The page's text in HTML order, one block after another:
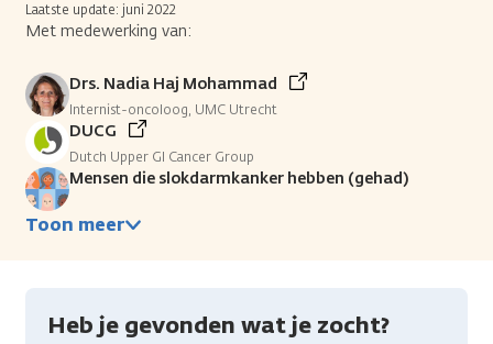
Laatste update: juni 2022
Met medewerking van:
Drs. Nadia Haj Mohammad
Internist-oncoloog, UMC Utrecht
DUCG
Dutch Upper GI Cancer Group
Mensen die slokdarmkanker hebben (gehad)
Toon meer
Heb je gevonden wat je zocht?